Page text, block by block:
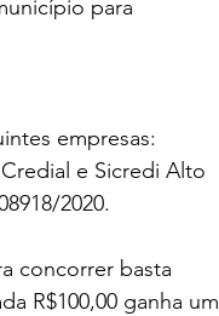
para
empresas:
e Sicredi Alto
2020.
concorrer basta
R$100,00 ganha um